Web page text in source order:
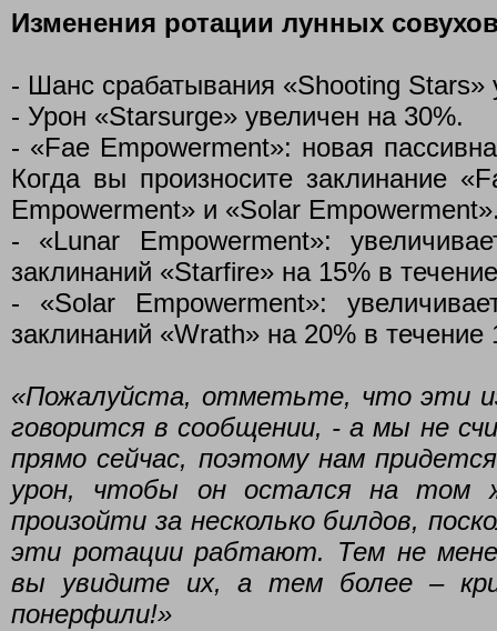
Изменения ротации лунных
- Шанс срабатывания «Shooting Stars»
- Урон «Starsurge» увеличен на 30%.
- «Fae Empowerment»: новая
Когда вы произносите заклинание
Empowerment» и «Solar
- «Lunar Empowerment»:
заклинаний «Starfire» на 15% в
- «Solar Empowerment»:
заклинаний «Wrath» на 20% в течение
«Пожалуйста, отметьте, что эти
говорится в сообщении, - а мы не
прямо сейчас, поэтому нам
урон, чтобы он остался на том
произойти за несколько билдов,
эти ротации рабтают. Тем не
вы увидите их, а тем более –
понерфили!»